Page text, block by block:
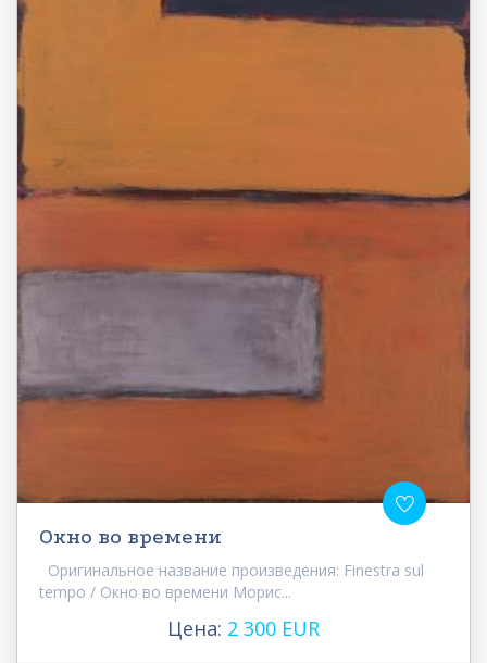
Окно во времени
Оригинальное название произведения: Finestra sul
tempo / Окно во времени Морис...
Цена: 2 300 EUR